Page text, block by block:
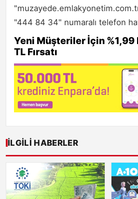
"444 84 34" numaralı telefon
Yeni Müşteriler İçin
TL Fırsatı
İLGILI HABERLER